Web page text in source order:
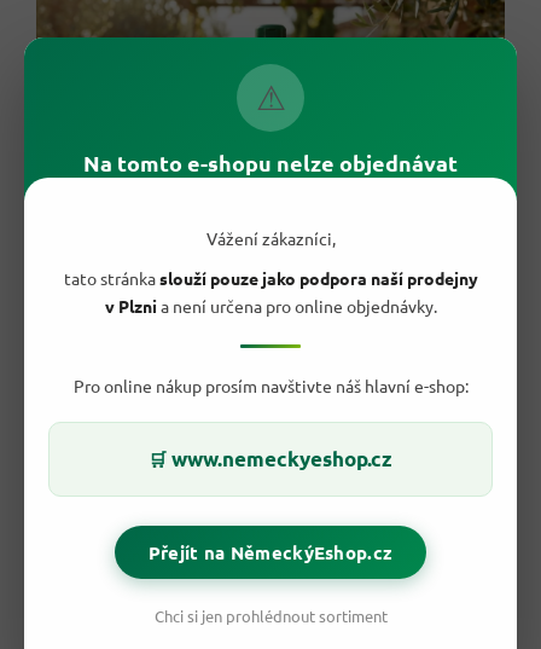
⚠
Na tomto e-shopu nelze objednávat
Vážení zákazníci,
tato stránkaslouží pouze jako podpora naší prodejny
v Plznia není určena pro online objednávky.
Pro online nákup prosím navštivte náš hlavní e-shop:
🛒 www.nemeckyeshop.cz
Přejít na NěmeckýEshop.cz
Chci si jen prohlédnout sortiment
Jak si stojí oproti běžné nabídce z
drogerie?
se může pochlubit recepturoubez mikroplastů
živočišných složek
což u běžných levných čističů z regálu často chybí. Místo silné
chemické vůně, která rychle omrzí, tu dostanete
přirozenou
pomerančovou svěžest, jež vydrží v místnosti dlouho po